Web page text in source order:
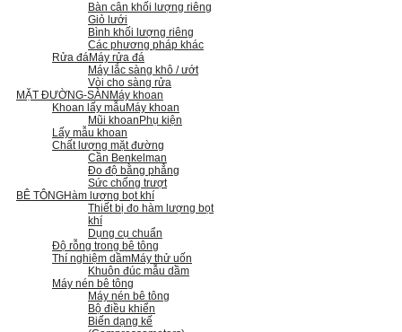
Bàn cân khối lượng riêng
Giỏ lưới
Bình khối lượng riêng
Các phương pháp khác
Rửa đáMáy rửa đá
Máy lắc sàng khô / ướt
Vòi cho sàng rửa
MẶT ĐƯỜNG-SÀN Máy khoan
Khoan lấy mẫu Máy khoan
Mũi khoan Phụ kiện
Lấy mẫu khoan
Chất lượng mặt đường
Cần Benkelman
Đo độ bằng phẳng
Sức chống trượt
BÊ TÔNGHàm lượng bọt khí
Thiết bị đo hàm lượng bọt
khí
Dụng cụ chuẩn
Độ rỗng trong bê tông
Thí nghiệm dầmMáy thử uốn
Khuôn đúc mẫu dầm
Máy nén bê tông
Máy nén bê tông
Bộ điều khiển
Biến dạng kế